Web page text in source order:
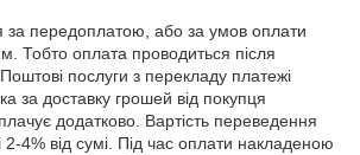
за передоплатою, або за умов оплати
Тобто оплата проводиться після
послуги з перекладу платежі
за доставку грошей від покупця
додатково. Вартість переведення
2-4% від сумі. Під час оплати накладеною